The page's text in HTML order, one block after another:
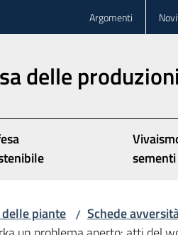
Argomenti
delle produzioni
sementi
piante / Schede